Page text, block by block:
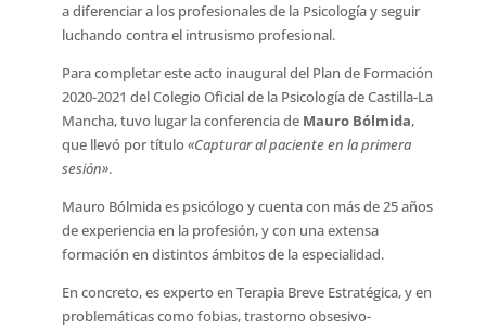
a diferenciar a los profesionales de la Psicología y seguir
luchando contra el intrusismo profesional.
Para completar este acto inaugural del Plan de Formación
2020-2021 del Colegio Oficial de la Psicología de Castilla-La
Mancha, tuvo lugar la conferencia de Mauro Bólmida,
que llevó por título«Capturar al paciente en la primera
sesión».
Mauro Bólmida es psicólogo y cuenta con más de 25 años
de experiencia en la profesión, y con una extensa
formación en distintos ámbitos de la especialidad.
En concreto, es experto en Terapia Breve Estratégica, y en
problemáticas como fobias, trastorno obsesivo-